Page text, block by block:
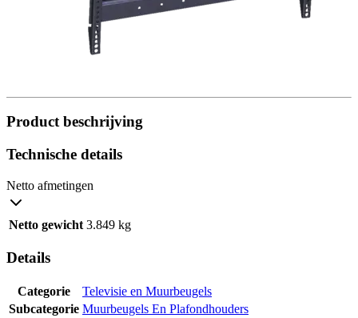
Product beschrijving
Technische details
Netto afmetingen
Netto gewicht 3.849 kg
Details
Categorie
Televisie en Muurbeugels
Subcategorie Muurbeugels En Plafondhouders